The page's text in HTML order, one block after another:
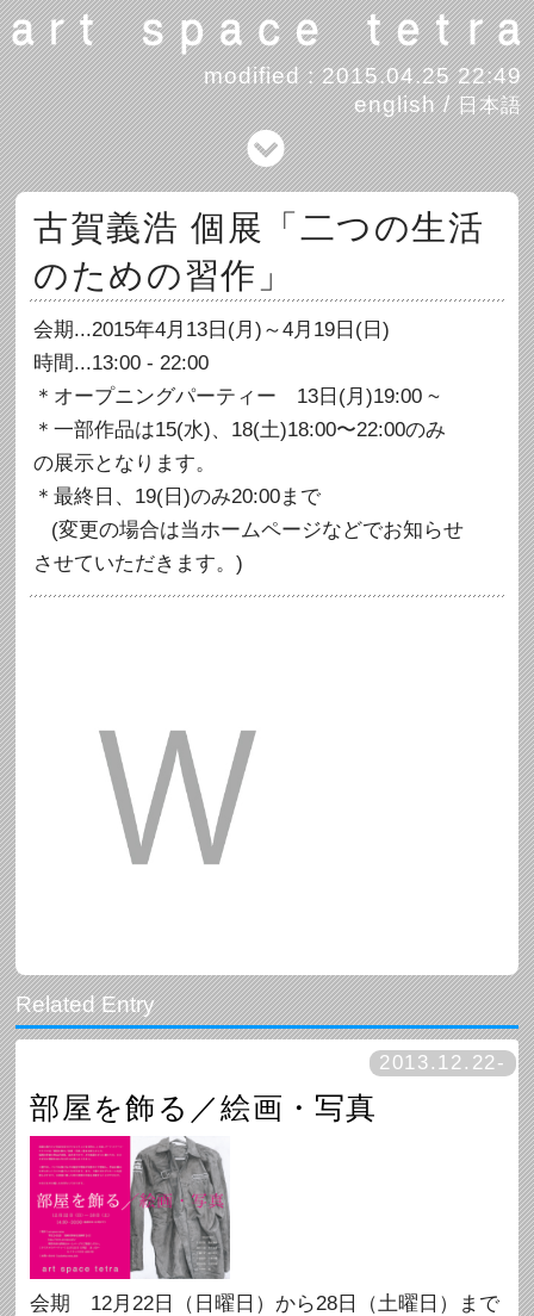
modified : 2015.04.25 22:49
english/日本語
古賀義浩 個展「二つの生活
のための習作」
会期...2015年4月13日(月)～4月19日(日)
時間...13:00 - 22:00
＊オープニングパーティー 13日(月)19:00 ~
＊一部作品は15(水)、18(土)18:00〜22:00のみ
の展示となります。
＊最終日、19(日)のみ20:00まで
(変更の場合は当ホームページなどでお知らせ
させていただきます。)
2013.12.22-
部屋を飾る／絵画・写真
会期 12月22日（日曜日）から28日（土曜日）まで